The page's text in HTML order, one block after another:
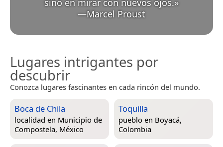
—Marcel Proust
Lugares intrigantes por
descubrir
Conozca lugares fascinantes en cada rincón del mundo.
Boca de Chila
localidad en Municipio de
Compostela, México
Toquilla
pueblo en Boyacá,
Colombia